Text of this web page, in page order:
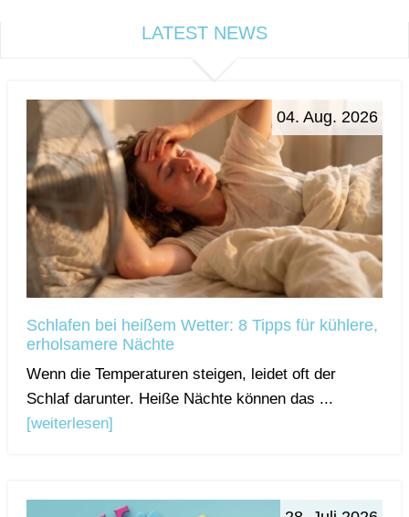
LATEST NEWS
04. Aug. 2026
Schlafen bei heißem Wetter: 8 Tipps für kühlere,
erholsamere Nächte
Wenn die Temperaturen steigen, leidet oft der
Schlaf darunter. Heiße Nächte können das ...
[weiterlesen]